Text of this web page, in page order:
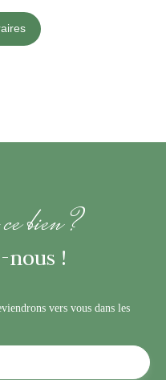
bien ?
nous !
vers vous dans les